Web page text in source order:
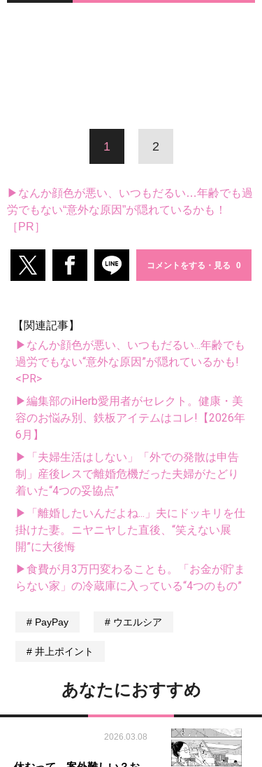
1 2
▶なんか顔色が悪い、いつもだるい…年齢でも過
労でもない“意外な原因”が隠れているかも！
［PR］
コメントをする・見る
【関連記事】
▶なんか顔色が悪い、いつもだるい...年齢でも
過労でもない“意外な原因”が隠れているかも!
<PR>
▶編集部のiHerb愛用者がセレクト。健康・美
容のお悩み別、鉄板アイテムはコレ!【2026年
6月】
▶「夫婦生活はしない」「外での発散は申告
制」産後レスで離婚危機だった夫婦がたどり
着いた“4つの妥協点”
▶「離婚したいんだよね...」夫にドッキリを仕
掛けた妻。ニヤニヤした直後、“笑えない展
開”に大後悔
▶食費が月3万円変わることも。「お金が貯ま
らない家」の冷蔵庫に入っている“4つのもの”
PayPay ウエルシア
井上ポイント
あなたにおすすめ
2026.03.08